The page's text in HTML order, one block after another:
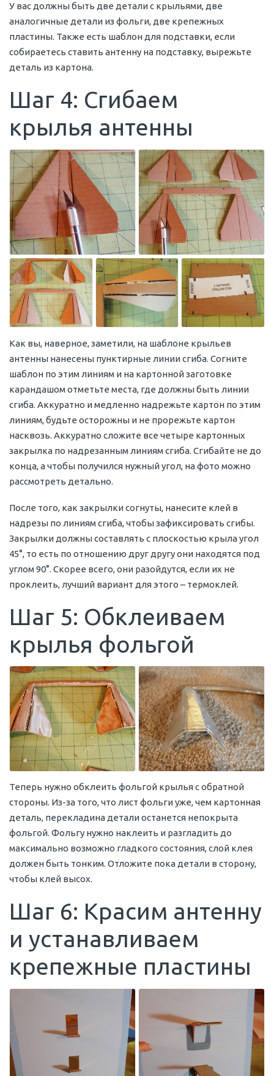
У вас должны быть две детали с крыльями, две
аналогичные детали из фольги, две крепежных
пластины. Также есть шаблон для подставки, если
собираетесь ставить антенну на подставку, вырежьте
деталь из картона.
Шаг 4: Сгибаем
крылья антенны
Как вы, наверное, заметили, на шаблоне крыльев
антенны нанесены пунктирные линии сгиба. Согните
шаблон по этим линиям и на картонной заготовке
карандашом отметьте места, где должны быть линии
сгиба. Аккуратно и медленно надрежьте картон по этим
линиям, будьте осторожны и не прорежьте картон
насквозь. Аккуратно сложите все четыре картонных
закрылка по надрезанным линиям сгиба. Сгибайте не до
конца, а чтобы получился нужный угол, на фото можно
рассмотреть детально.
После того, как закрылки согнуты, нанесите клей в
надрезы по линиям сгиба, чтобы зафиксировать сгибы.
Закрылки должны составлять с плоскостью крыла угол
45°, то есть по отношению друг другу они находятся под
углом 90°. Скорее всего, они разойдутся, если их не
проклеить, лучший вариант для этого – термоклей.
Шаг 5: Обклеиваем
крылья фольгой
Теперь нужно обклеить фольгой крылья с обратной
стороны. Из-за того, что лист фольги уже, чем картонная
деталь, перекладина детали останется непокрыта
фольгой. Фольгу нужно наклеить и разгладить до
максимально возможно гладкого состояния, слой клея
должен быть тонким. Отложите пока детали в сторону,
чтобы клей высох.
Шаг 6: Красим антенну
и устанавливаем
крепежные пластины